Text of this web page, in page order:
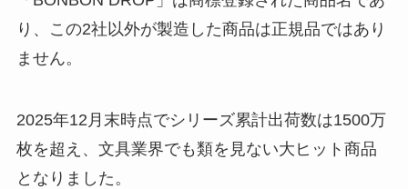
り、この2社以外が製造した商品は正規品ではあり
ません。
2025年12月末時点でシリーズ累計出荷数は1500万
枚を超え、文具業界でも類を見ない大ヒット商品
となりました。